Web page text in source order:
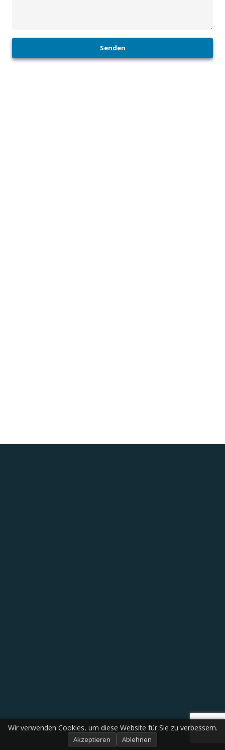
Senden
Wir verwenden Cookies, um diese Website für Sie zu verbessern.
Akzeptieren Ablehnen